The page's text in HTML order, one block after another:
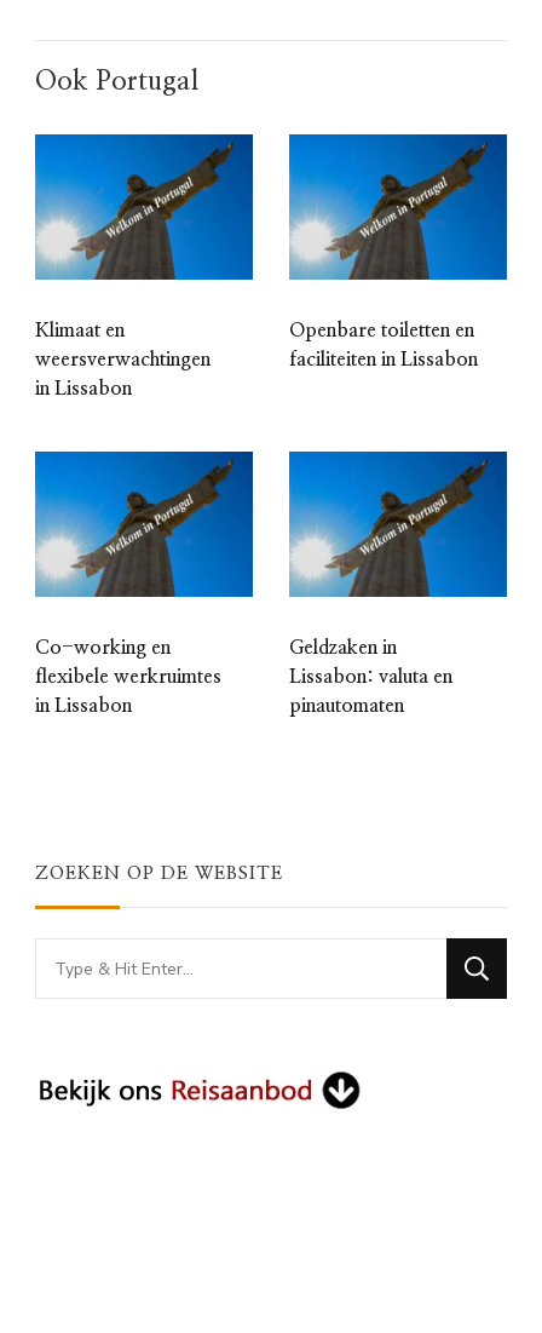
Ook Portugal
Klimaat en
weersverwachtingen
in Lissabon
Openbare toiletten en
faciliteiten in Lissabon
Co-working en
flexibele werkruimtes
in Lissabon
Geldzaken in
Lissabon: valuta en
pinautomaten
ZOEKEN OP DE WEBSITE
Looking
for